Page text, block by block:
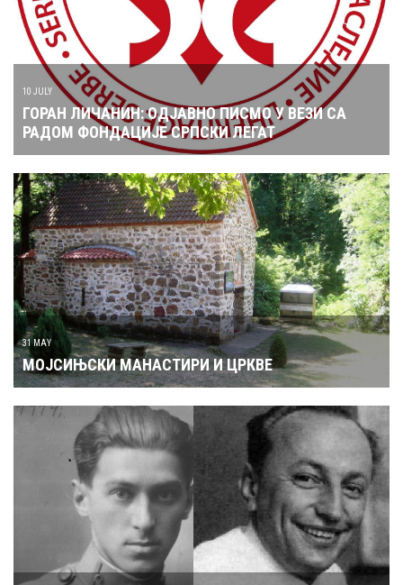
10 JULY
ГОРАН ЛИЧАНИН: ОДЈАВНО ПИСМО У ВЕЗИ СА
РАДОМ ФОНДАЦИЈЕ СРПСКИ ЛЕГАТ
31 MAY
МОЈСИЊСКИ МАНАСТИРИ И ЦРКВЕ